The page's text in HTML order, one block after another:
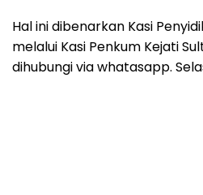
Hal ini dibenarkan Kasi
melalui Kasi Penkum Kejati
dihubungi via whatasapp.